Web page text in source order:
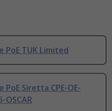
TUK Limited
Siretta CPE-OE-
OSCAR